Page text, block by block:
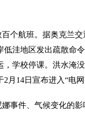
个航班。据奥克兰
洼地区发出疏散命
，学校停课。洪水淹
月14日宣布进入“电网
事件、气候变化的